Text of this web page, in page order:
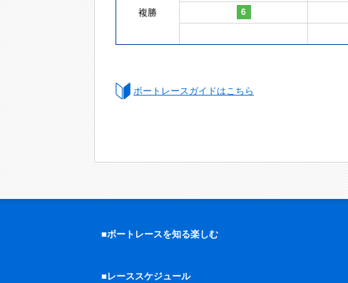
複勝 6
ボートレースガイドはこちら
■ボートレースを知る楽しむ
■レーススケジュール